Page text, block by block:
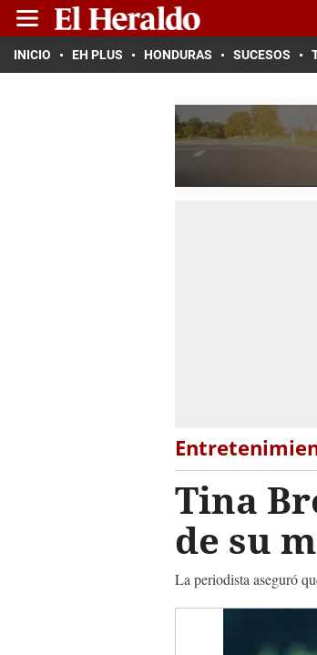
INICIO EH PLUS HONDURAS SUCESOS
Tina
de su
La periodista aseguró